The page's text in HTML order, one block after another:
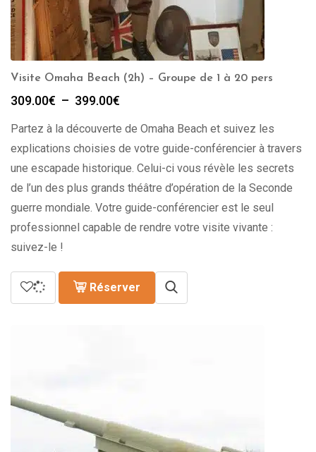
Visite Omaha Beach (2h) – Groupe de 1 à 20 pers
309.00€ – 399.00€
prix :
309.00€
à
399.00€
Partez à la découverte de Omaha Beach et suivez les
explications choisies de votre guide-conférencier à travers
une escapade historique. Celui-ci vous révèle les secrets
de l’un des plus grands théâtre d’opération de la Seconde
guerre mondiale. Votre guide-conférencier est le seul
professionnel capable de rendre votre visite vivante :
suivez-le !
Réserver